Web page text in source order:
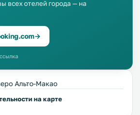
всех отелей города — на
→
на карте